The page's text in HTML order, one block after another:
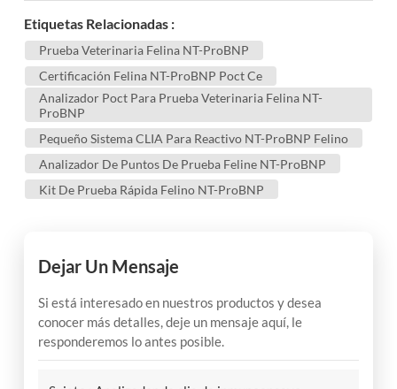
Etiquetas Relacionadas :
Prueba Veterinaria Felina NT-ProBNP
Certificación Felina NT-ProBNP Poct Ce
Analizador Poct Para Prueba Veterinaria Felina NT-
ProBNP
Pequeño Sistema CLIA Para Reactivo NT-ProBNP Felino
Analizador De Puntos De Prueba Feline NT-ProBNP
Kit De Prueba Rápida Felino NT-ProBNP
Dejar Un Mensaje
Si está interesado en nuestros productos y desea
conocer más detalles, deje un mensaje aquí, le
responderemos lo antes posible.